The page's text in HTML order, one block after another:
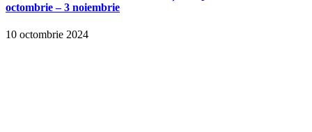
octombrie – 3 noiembrie
10 octombrie 2024